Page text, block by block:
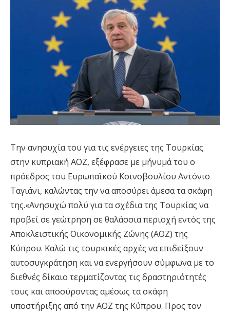
Την ανησυχία του για τις ενέργειες της Τουρκίας
στην κυπριακή ΑΟΖ, εξέφρασε με μήνυμά του ο
πρόεδρος του Ευρωπαϊκού Κοινοβουλίου Αντόνιο
Ταγιάνι, καλώντας την να αποσύρει άμεσα τα σκάφη
της.«Ανησυχώ πολύ για τα σχέδια της Τουρκίας να
προβεί σε γεώτρηση σε θαλάσσια περιοχή εντός της
Αποκλειστικής Οικονομικής Ζώνης (ΑΟΖ) της
Κύπρου. Καλώ τις τουρκικές αρχές να επιδείξουν
αυτοσυγκράτηση και να ενεργήσουν σύμφωνα με το
διεθνές δίκαιο τερματίζοντας τις δραστηριότητές
τους και αποσύροντας αμέσως τα σκάφη
υποστήριξης από την ΑΟΖ της Κύπρου. Προς τον